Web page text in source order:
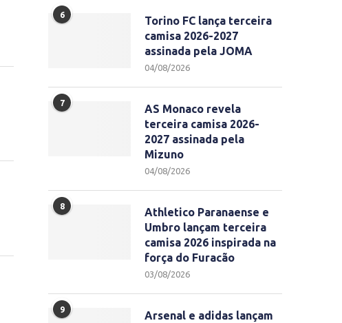
6
Torino FC lança terceira
camisa 2026-2027
assinada pela JOMA
04/08/2026
7
AS Monaco revela
terceira camisa 2026-
2027 assinada pela
Mizuno
04/08/2026
8
Athletico Paranaense e
Umbro lançam terceira
camisa 2026 inspirada na
força do Furacão
03/08/2026
9
Arsenal e adidas lançam